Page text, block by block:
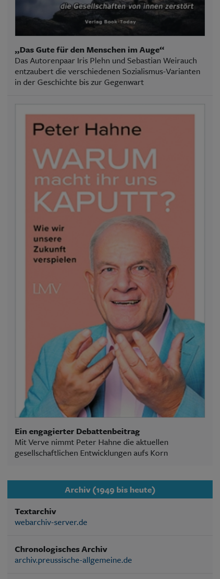
„Das Gute für den Menschen im Auge“
Das Autorenpaar Iris Plehn und Sebastian Weirauch
entzaubert die verschiedenen Sozialismus-Varianten
in der Geschichte bis zur Gegenwart
Ein engagierter Debattenbeitrag
Mit Verve nimmt Peter Hahne die aktuellen
gesellschaftlichen Entwicklungen aufs Korn
Archiv (1949 bis heute)
Textarchiv
webarchiv-server.de
Chronologisches Archiv
archiv.preussische-allgemeine.de